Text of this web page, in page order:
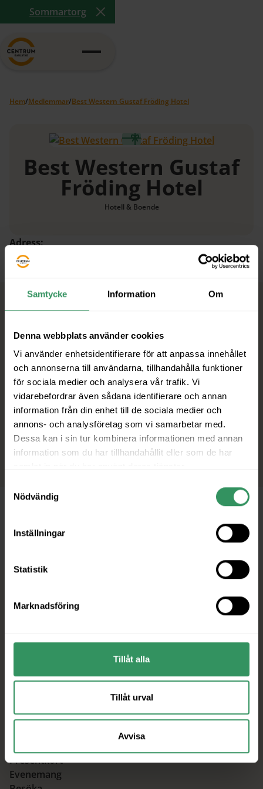
Samtycke Information Om
Denna webbplats använder cookies
Vi använder enhetsidentifierare för att anpassa innehållet
och annonserna till användarna, tillhandahålla funktioner
för sociala medier och analysera vår trafik. Vi
vidarebefordrar även sådana identifierare och annan
information från din enhet till de sociala medier och
annons- och analysföretag som vi samarbetar med.
Dessa kan i sin tur kombinera informationen med annan
information som du har tillhandahållit eller som de har
Nödvändig
Inställningar
Statistik
Marknadsföring
Tillåt alla
Tillåt urval
Avvisa
Sommartorg
Close Announcement Banner
Hem/Medlemmar/Best Western Gustaf Fröding Hotel
Best Western Gustaf
Fröding Hotel
Hotell & Boende
Adress:
Höjdgatan 3, 654 68 Karlstad
Liknande Medlemmar
Centrum Karlstad utv. AB
Järnvägsgatan 3, 652 25 Karlstad
Presentkort
Evenemang